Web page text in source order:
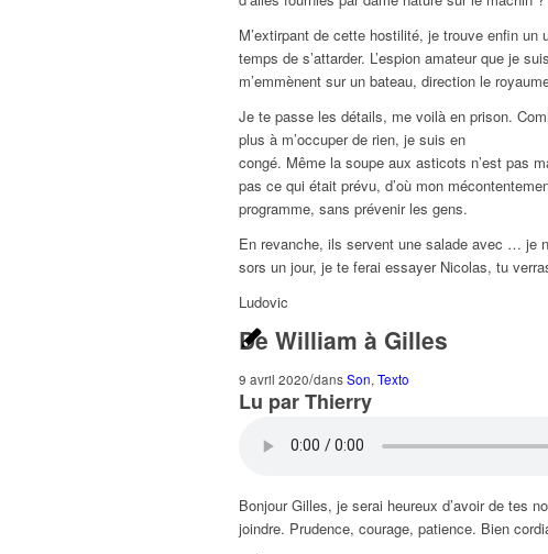
M’extirpant de cette hostilité, je trouve enfin
temps de s’attarder. L’espion amateur que je
m’emmènent sur un bateau, direction le
Je te passe les détails, me voilà en prison.
plus à m’occuper de rien, je suis en
congé. Même la soupe aux asticots n’est pas
pas ce qui était prévu, d’où mon
programme, sans prévenir les gens.
En revanche, ils servent une salade avec … je
sors un jour, je te ferai essayer Nicolas, tu
Ludovic
De William à Gilles
9 avril 2020/dansSon, Texto
Lu par Thierry
Bonjour Gilles, je serai heureux d’avoir de tes
joindre. Prudence, courage, patience. Bien